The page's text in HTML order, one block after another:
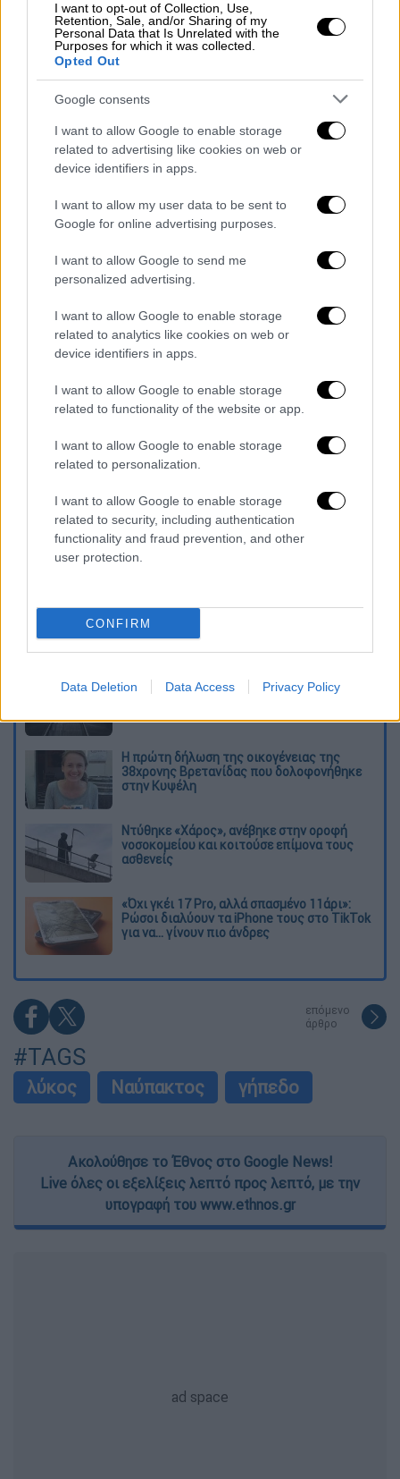
I want to opt-out of Collection, Use,
Retention, Sale, and/or Sharing of my
Personal Data that Is Unrelated with the
Purposes for which it was collected.
Opted Out
Google consents
I want to allow Google to enable storage
related to advertising like cookies on web or
device identifiers in apps.
I want to allow my user data to be sent to
Google for online advertising purposes.
I want to allow Google to send me
personalized advertising.
I want to allow Google to enable storage
related to analytics like cookies on web or
device identifiers in apps.
I want to allow Google to enable storage
related to functionality of the website or app.
I want to allow Google to enable storage
related to personalization.
I want to allow Google to enable storage
related to security, including authentication
functionality and fraud prevention, and other
user protection.
CONFIRM
Data Deletion Data Access Privacy Policy
Όλες οι ειδήσεις
Το τραβάει στα άκρα ο Ερντογάν - Φέρνει
στη Σύνοδο του ΝΑΤΟ την
«αποστρατικοποίηση των ελληνικών
νησιών»
κυβέρνησης για Fuel Pass στα καύσιμα -
Περισσότεροι δικαιούχοι και μεγαλύτερη
επιδότηση
Εκτέλεση στον Γέρακα: Η μαφία των
καυσίμων στο μικροσκόπιο της ΕΛΑΣ -
«Υπάρχει ομερτά, η εξιχνίαση είναι δύσκολη»
Πανελλήνιες 2022: Πώς θα κινηθούν οι
υποψήφιοι με χαμηλές βαθμολογίες
Διαβάστε ακόμη
Εκτελέσεις, συλλήψεις και νέοι
περιορισμοί: Το Ιράν σκληραίνει τη γραμμή
Η πρώτη δήλωση της οικογένειας της
38χρονης Βρετανίδας που δολοφονήθηκε
στην Κυψέλη
Ντύθηκε «Χάρος», ανέβηκε στην οροφή
νοσοκομείου και κοιτούσε επίμονα τους
ασθενείς
«Όχι γκέι 17 Pro, αλλά σπασμένο 11άρι»:
Ρώσοι διαλύουν τα iPhone τους στο TikTok
για να... γίνουν πιο άνδρες
επόμενο
άρθρο
#TAGS
λύκος Ναύπακτος γήπεδο
Ακολούθησε το Έθνος στο Google News!
Live όλες οι εξελίξεις λεπτό προς λεπτό, με την
υπογραφή του www.ethnos.gr